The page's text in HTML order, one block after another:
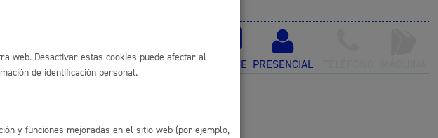
certificado electrónico
ONLINE PRESENCIAL
web. Desactivar estas cookies puede afectar al
de identificación personal.
y funciones mejoradas en el sitio web (por ejemplo,